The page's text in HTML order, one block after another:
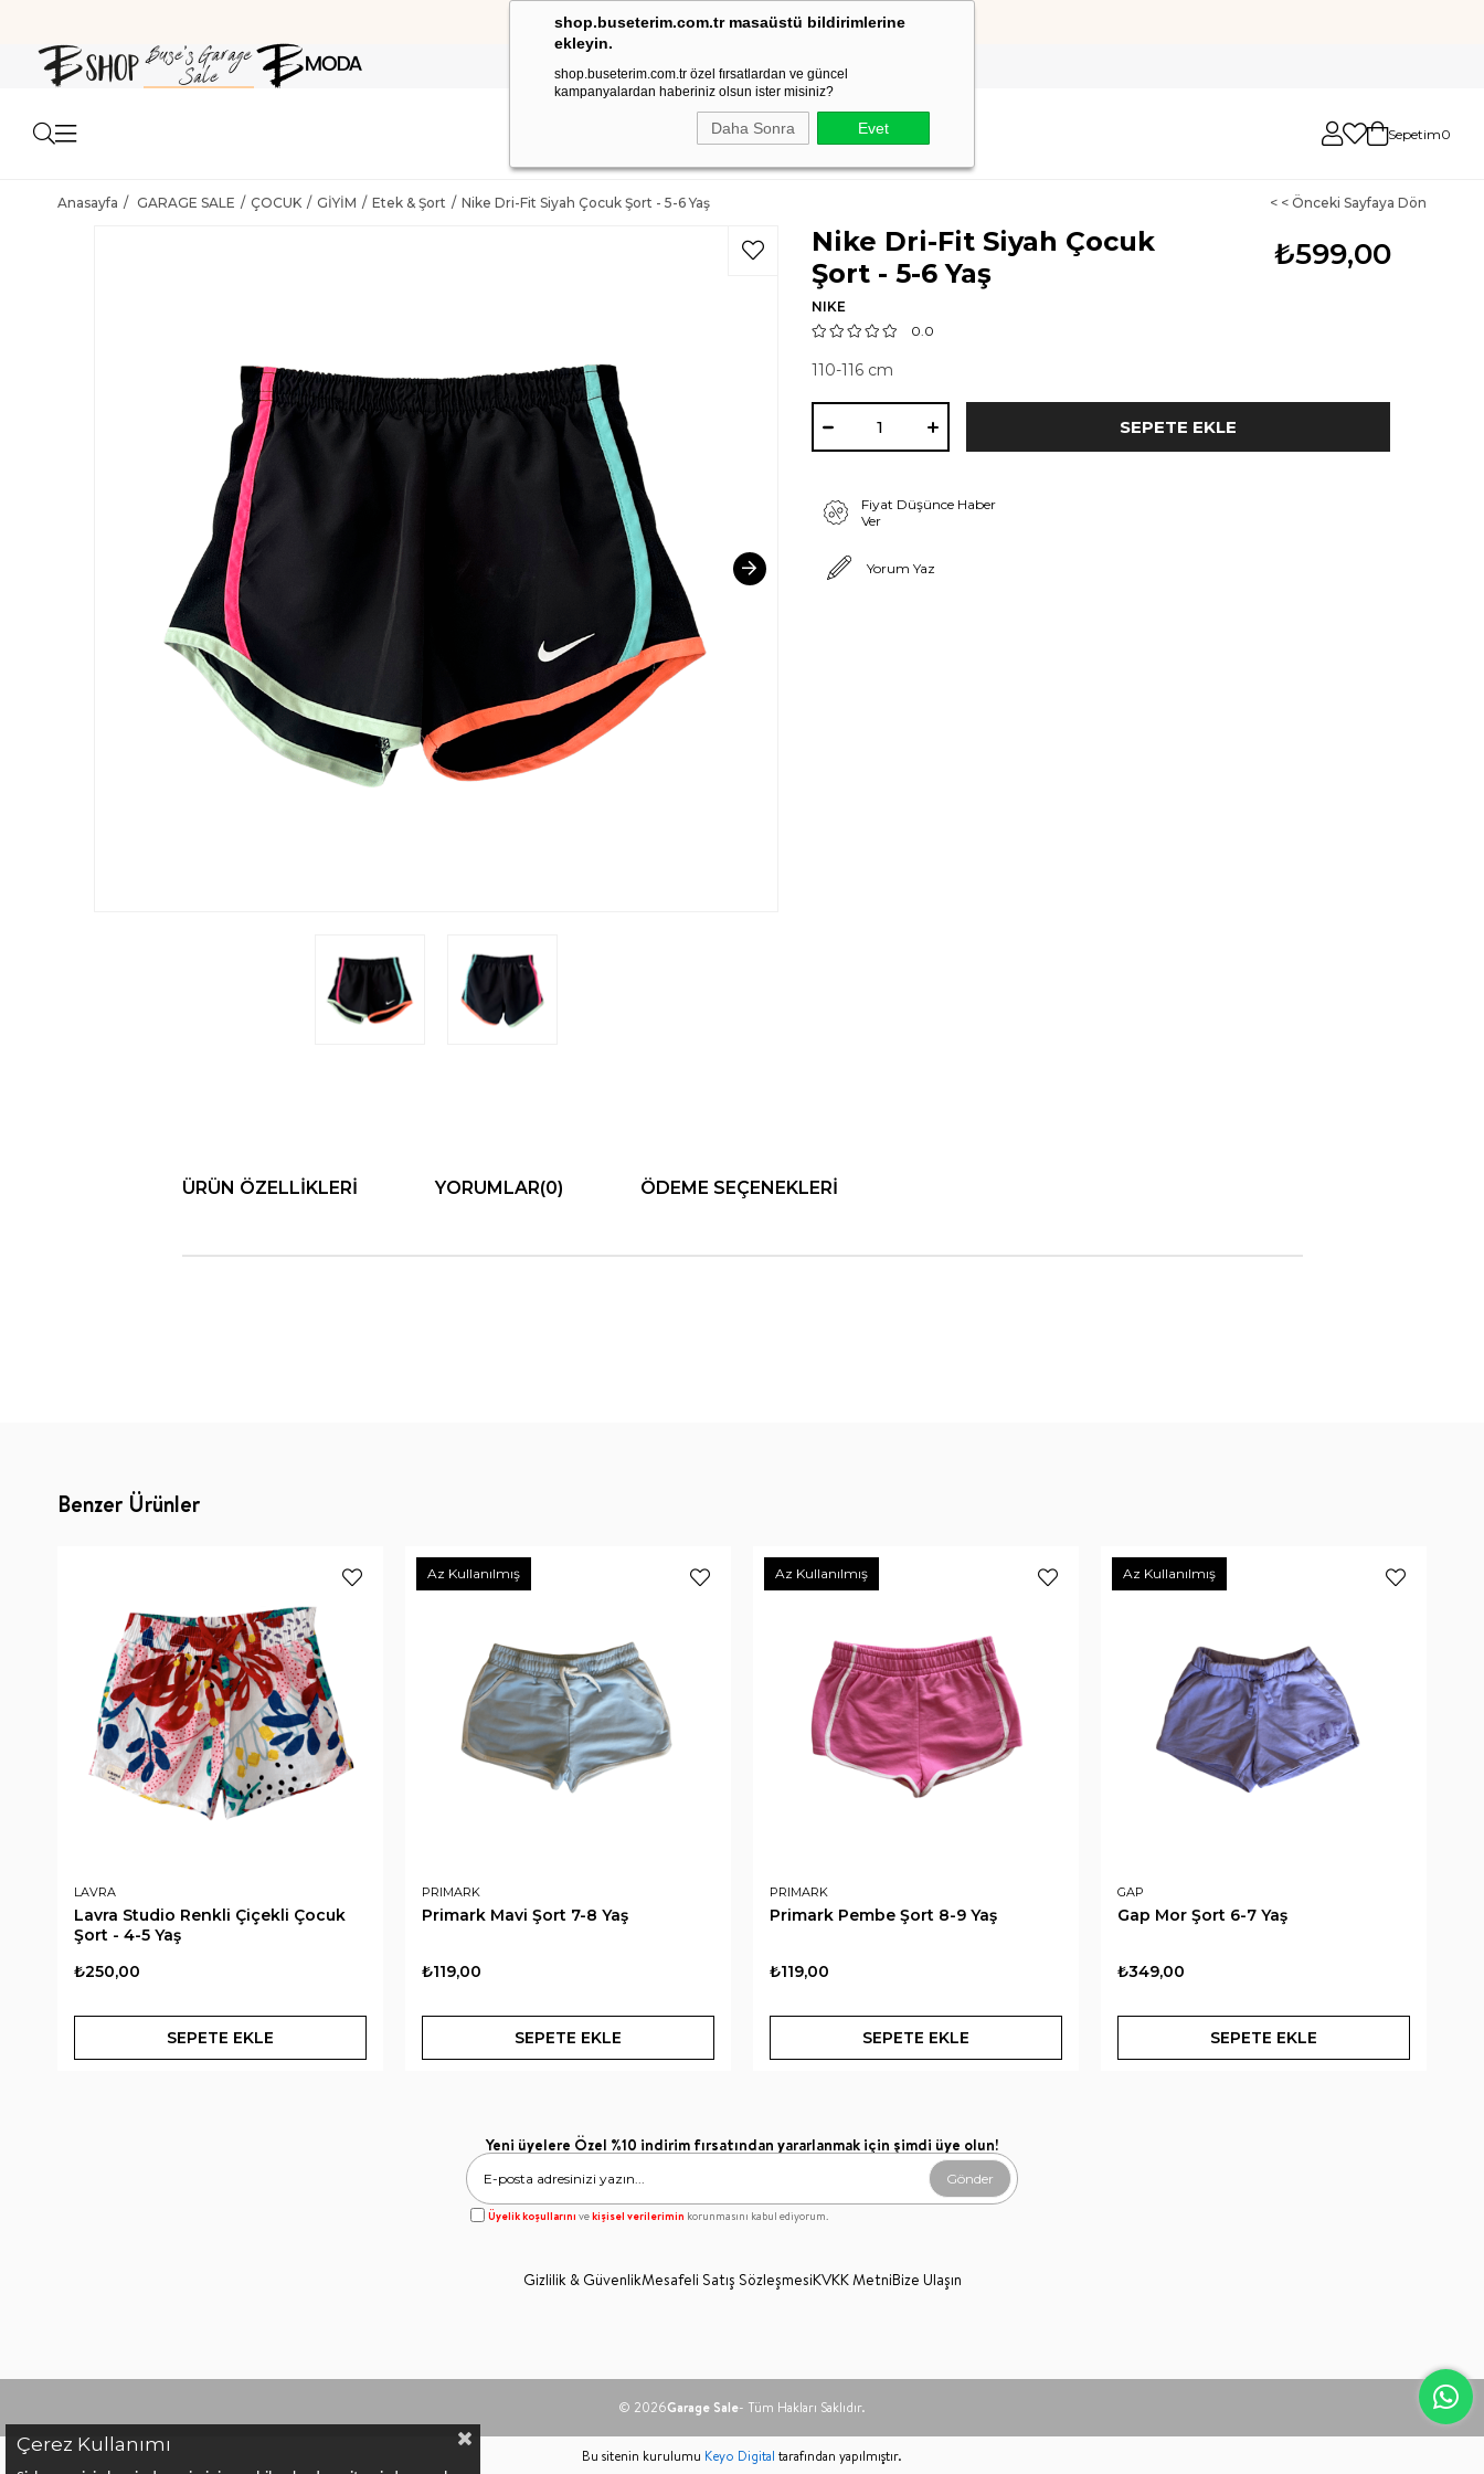
shop.buseterim.com.tr masaüstü bildirimlerine
ekleyin.
shop.buseterim.com.tr özel fırsatlardan ve güncel
kampanyalardan haberiniz olsun ister misiniz?
Daha Sonra Evet
1500 TL ve Üzeri Siparişlerinizde Kargo Ücretsiz!
Sepetim0
Anasayfa GARAGE SALE ÇOCUK GİYİM Etek & Şort Nike Dri-Fit Siyah Çocuk Şort - 5-6 Yaş < < Önceki Sayfaya Dön
₺599,00
Nike Dri-Fit Siyah Çocuk
Şort - 5-6 Yaş
NIKE
0.0
110-116 cm
Fiyat Düşünce Haber
Ver
Yorum Yaz
ÜRÜN ÖZELLIKLERI YORUMLAR(0) ÖDEME SEÇENEKLERI
Benzer Ürünler
LAVRA
Lavra Studio Renkli Çiçekli Çocuk
Şort - 4-5 Yaş
₺250,00
SEPETE EKLE
PRIMARK
Primark Mavi Şort 7-8 Yaş
₺119,00
SEPETE EKLE
Az Kullanılmış
PRIMARK
Primark Pembe Şort 8-9 Yaş
₺119,00
SEPETE EKLE
Az Kullanılmış
GAP
Gap Mor Şort 6-7 Yaş
₺349,00
SEPETE EKLE
Az Kullanılmış
Yeni üyelere Özel %10 indirim fırsatından yararlanmak için şimdi üye olun!
Gönder
Üyelik koşullarını vekişisel verilerimin korunmasını kabul ediyorum.
Gizlilik & GüvenlikMesafeli Satış SözleşmesiKVKK MetniBize Ulaşın
© 2026Garage Sale- Tüm Hakları Saklıdır.
Bu sitenin kurulumu Keyo Digital tarafından yapılmıştır.
Çerez Kullanımı